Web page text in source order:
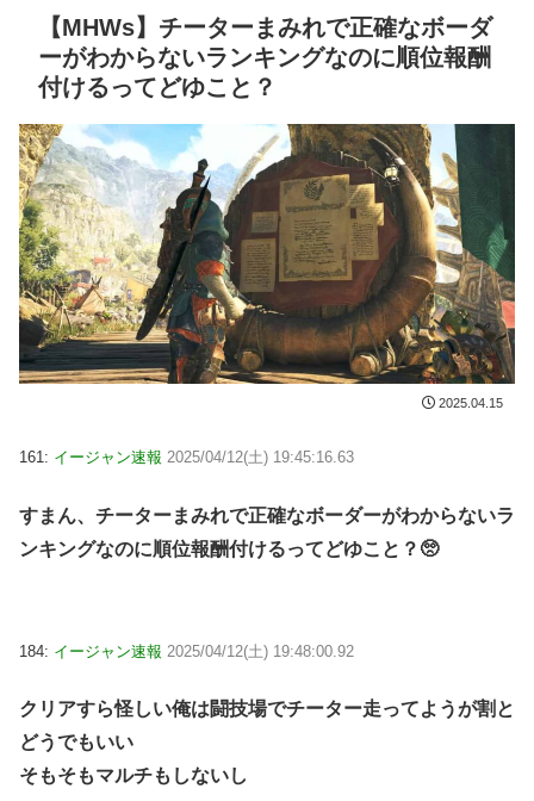
【MHWs】チーターまみれで正確なボーダ
ーがわからないランキングなのに順位報酬
付けるってどゆこと？
2025.04.15
161: イージャン速報 2025/04/12(土) 19:45:16.63
すまん、チーターまみれで正確なボーダーがわからないラ
ンキングなのに順位報酬付けるってどゆこと？🥺
184: イージャン速報 2025/04/12(土) 19:48:00.92
クリアすら怪しい俺は闘技場でチーター走ってようが割と
どうでもいい
そもそもマルチもしないし